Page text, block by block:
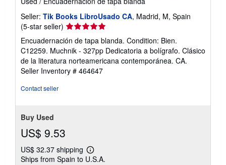
Seller: Tik Books LibroUsado CA, Madrid, M, Spain
(5-star seller) Seller
rating
5
out
of
5
Encuadernación de tapa blanda. Condition: Bien.
C12259. Muchnik - 327pp Dedicatoria a bolígrafo. Clásico
de la literatura norteamericana contemporánea. CA.
Seller Inventory # 464647
Contact seller
Buy Used
US$ 9.53
US$ 32.37 shipping
Learn
more
Ships from Spain to U.S.A.